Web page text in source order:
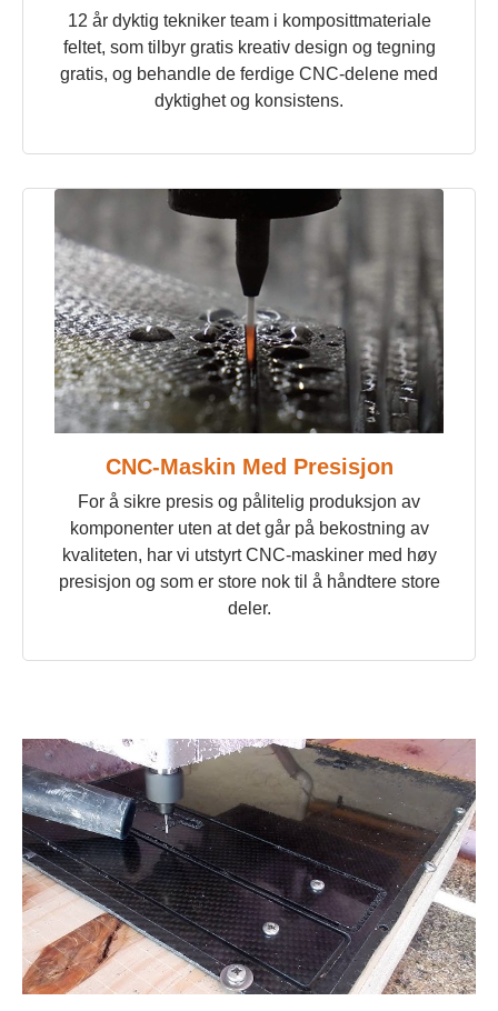
12 år dyktig tekniker team i komposittmateriale
feltet, som tilbyr gratis kreativ design og tegning
gratis, og behandle de ferdige CNC-delene med
dyktighet og konsistens.
CNC-Maskin Med Presisjon
For å sikre presis og pålitelig produksjon av
komponenter uten at det går på bekostning av
kvaliteten, har vi utstyrt CNC-maskiner med høy
presisjon og som er store nok til å håndtere store
deler.